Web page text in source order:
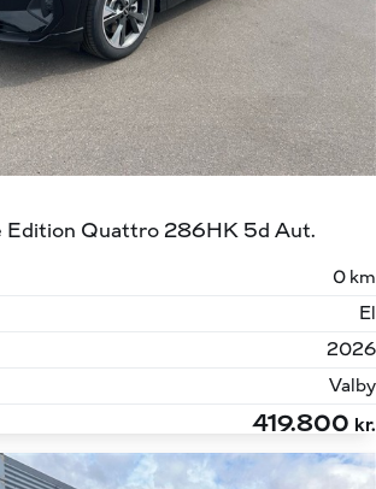
Quattro 286HK 5d Aut.
0 km
El
2026
Valby
419.800 kr.